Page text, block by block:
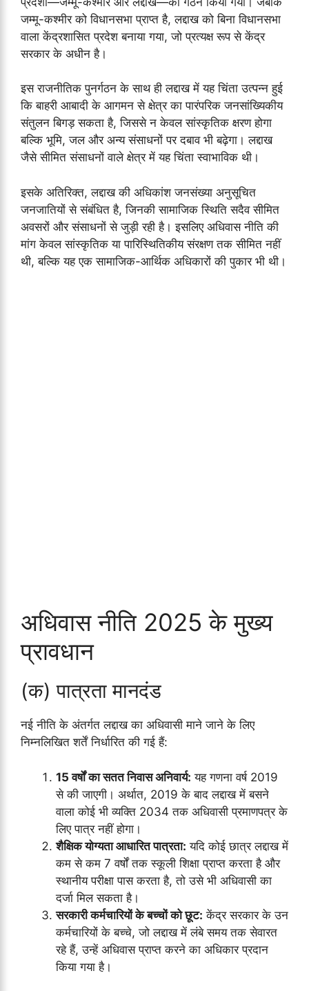
जम्मू-कश्मीर को विधानसभा प्राप्त है, लद्दाख को बिना विधानसभा
वाला केंद्रशासित प्रदेश बनाया गया, जो प्रत्यक्ष रूप से केंद्र
सरकार के अधीन है।
इस राजनीतिक पुनर्गठन के साथ ही लद्दाख में यह चिंता उत्पन्न हुई
कि बाहरी आबादी के आगमन से क्षेत्र का पारंपरिक जनसांख्यिकीय
संतुलन बिगड़ सकता है, जिससे न केवल सांस्कृतिक क्षरण होगा
बल्कि भूमि, जल और अन्य संसाधनों पर दबाव भी बढ़ेगा। लद्दाख
जैसे सीमित संसाधनों वाले क्षेत्र में यह चिंता स्वाभाविक थी।
इसके अतिरिक्त, लद्दाख की अधिकांश जनसंख्या अनुसूचित
जनजातियों से संबंधित है, जिनकी सामाजिक स्थिति सदैव सीमित
अवसरों और संसाधनों से जुड़ी रही है। इसलिए अधिवास नीति की
मांग केवल सांस्कृतिक या पारिस्थितिकीय संरक्षण तक सीमित नहीं
थी, बल्कि यह एक सामाजिक-आर्थिक अधिकारों की पुकार भी थी।
अधिवास नीति 2025 के मुख्य
प्रावधान
(क) पात्रता मानदंड
नई नीति के अंतर्गत लद्दाख का अधिवासी माने जाने के लिए
निम्नलिखित शर्तें निर्धारित की गई हैं:
15 वर्षों का सतत निवास अनिवार्य: यह गणना वर्ष 2019
से की जाएगी। अर्थात, 2019 के बाद लद्दाख में बसने
वाला कोई भी व्यक्ति 2034 तक अधिवासी प्रमाणपत्र के
लिए पात्र नहीं होगा।
शैक्षिक योग्यता आधारित पात्रता: यदि कोई छात्र लद्दाख में
कम से कम 7 वर्षों तक स्कूली शिक्षा प्राप्त करता है और
स्थानीय परीक्षा पास करता है, तो उसे भी अधिवासी का
दर्जा मिल सकता है।
सरकारी कर्मचारियों के बच्चों को छूट: केंद्र सरकार के उन
कर्मचारियों के बच्चे, जो लद्दाख में लंबे समय तक सेवारत
रहे हैं, उन्हें अधिवास प्राप्त करने का अधिकार प्रदान
किया गया है।